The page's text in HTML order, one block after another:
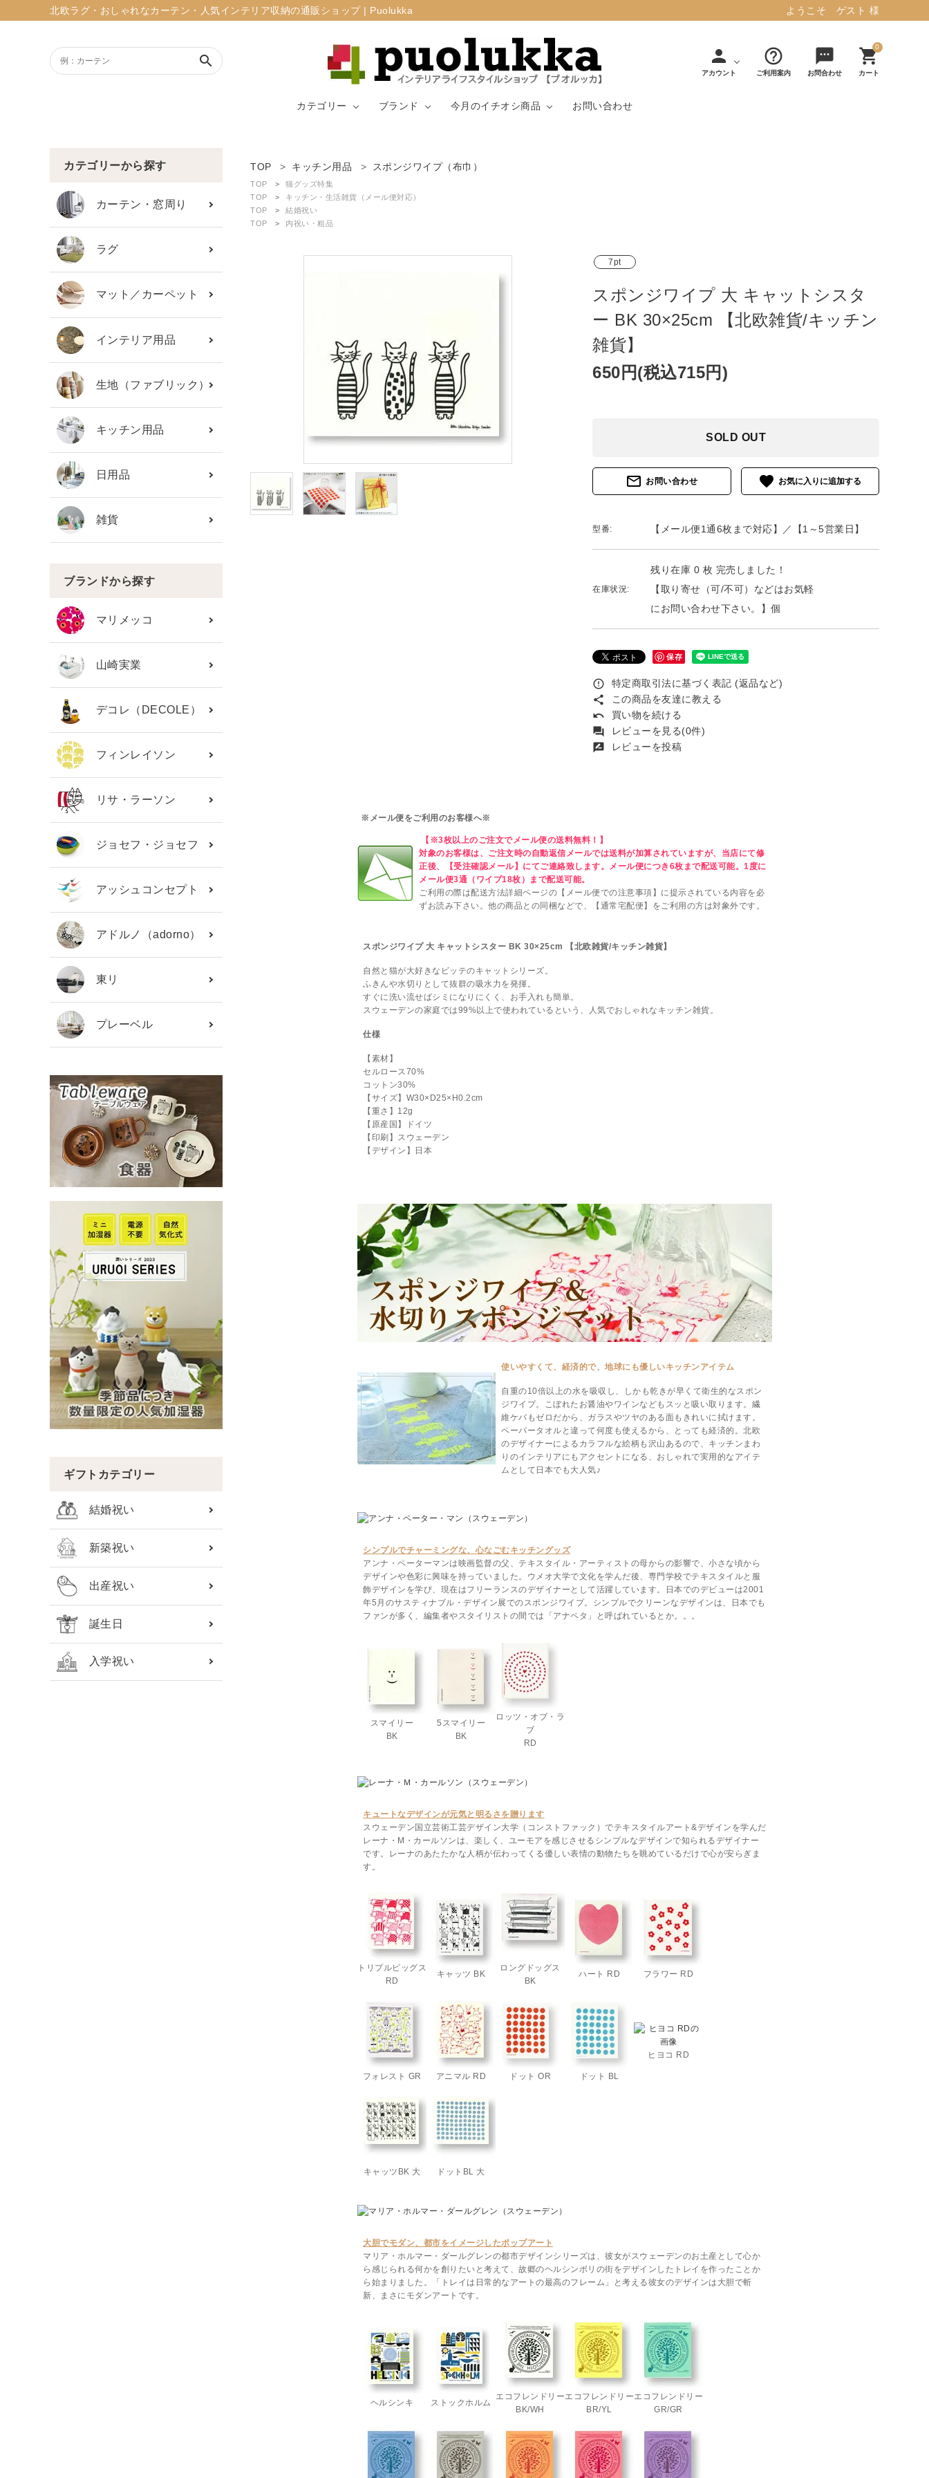
北欧ラグ・おしゃれなカーテン・人気インテリア収納の通販ショップ | Puolukka ようこそ ゲスト 様
search person
アカウント
help_outline
ご利用案内
sms
お問合わせ
0
shopping_cart
カート
カテゴリー
カーテン・窓周
ブランド
マリメッコ
今月のイチオシ商品
詳しく見る
お問い合わせ
ようこそ ゲスト 様
ログイン person 新規会員登録
カテゴリーから探す
ブランド
ガイドライン
カテゴリーから探す
カーテン・窓周り
ラグ
マット／カーペット
インテリア用品
生地（ファブリック）
キッチン用品
日用品
雑貨
ブランドから探す
マリメッコ
山崎実業
デコレ（DECOLE）
フィンレイソン
リサ・ラーソン
ジョセフ・ジョセフ
アッシュコンセプト
アドルノ（adorno）
東リ
プレーベル
ギフトカテゴリー
結婚祝い
新築祝い
出産祝い
誕生日
入学祝い
TOP キッチン用品 スポンジワイプ（布巾）
TOP
猫グッズ特集
TOP
キッチン・生活雑貨（メール便対応）
TOP
結婚祝い
TOP
内祝い・粗品
7pt
スポンジワイプ 大 キャットシスタ
ー BK 30×25cm 【北欧雑貨/キッチン
雑貨】
650円(税込715円)
SOLD OUT
mail_outline お問い合わせ favorite
型番: 【メール便1通6枚まで対応】／【1～5営業日】
在庫状況:
残り在庫 0 枚 完売しました！
【取り寄せ（可/不可）などはお気軽
にお問い合わせ下さい。】個
保存
error_outline 特定商取引法に基づく表記 (返品など)
share この商品を友達に教える
undo 買い物を続ける
forum レビューを見る(0件)
rate_review レビューを投稿
※メール便をご利用のお客様へ※
【※3枚以上のご注文でメール便の送料無料！】
対象のお客様は、ご注文時の自動返信メールでは送料が加算されていますが、当店にて修
正後、【受注確認メール】にてご連絡致します。メール便につき6枚まで配送可能。1度に
メール便3通（ワイプ18枚）まで配送可能。
ご利用の際は配送方法詳細ページの【メール便での注意事項】に提示されている内容を必
ずお読み下さい。他の商品との同梱などで、【通常宅配便】をご利用の方は対象外です。
スポンジワイプ 大 キャットシスター BK 30×25cm 【北欧雑貨/キッチン雑貨】
自然と猫が大好きなビッテのキャットシリーズ。
ふきんや水切りとして抜群の吸水力を発揮。
すぐに洗い流せばシミになりにくく、お手入れも簡単。
スウェーデンの家庭では99%以上で使われているという、人気でおしゃれなキッチン雑貨。
仕様
【素材】
セルロース70%
コットン30%
【サイズ】W30×D25×H0.2cm
【重さ】12g
【原産国】ドイツ
【印刷】スウェーデン
【デザイン】日本
使いやすくて、経済的で、地球にも優しいキッチンアイテム
自重の10倍以上の水を吸収し、しかも乾きが早くて衛生的なスポン
ジワイプ。こぼれたお醤油やワインなどもスッと吸い取ります。繊
維ケバもゼロだから、ガラスやツヤのある面もきれいに拭けます。
ペーパータオルと違って何度も使えるから、とっても経済的。北欧
のデザイナーによるカラフルな絵柄も沢山あるので、キッチンまわ
りのインテリアにもアクセントになる、おしゃれで実用的なアイテ
ムとして日本でも大人気♪
シンプルでチャーミングな、心なごむキッチングッズ
アンナ・ペーターマンは映画監督の父、テキスタイル・アーティストの母からの影響で、小さな頃から
デザインや色彩に興味を持っていました。ウメオ大学で文化を学んだ後、専門学校でテキスタイルと服
飾デザインを学び、現在はフリーランスのデザイナーとして活躍しています。日本でのデビューは2001
年5月のサスティナブル・デザイン展でのスポンジワイプ。シンプルでクリーンなデザインは、日本でも
ファンが多く、編集者やスタイリストの間では「アナペタ」と呼ばれているとか。。。
スマイリー
BK
5スマイリー
BK
ロッツ・オブ・ラ
ブ
RD
キュートなデザインが元気と明るさを贈ります
スウェーデン国立芸術工芸デザイン大学（コンストファック）でテキスタイルアート&デザインを学んだ
レーナ・M・カールソンは、楽しく、ユーモアを感じさせるシンプルなデザインで知られるデザイナー
です。レーナのあたたかな人柄が伝わってくる優しい表情の動物たちを眺めているだけで心が安らぎま
す。
トリプルピッグス
RD
キャッツ BK
ロングドッグス
BK
ハート RD フラワー RD
フォレスト GR アニマル RD ドット OR ドット BL
ヒヨコ RD
キャッツBK 大 ドットBL 大
大胆でモダン、都市をイメージしたポップアート
マリア・ホルマー・ダールグレンの都市デザインシリーズは、彼女がスウェーデンのお土産として心か
ら感じられる何かを創りたいと考えて、故郷のヘルシンボリの街をデザインしたトレイを作ったことか
ら始まりました。「トレイは日常的なアートの最高のフレーム」と考える彼女のデザインは大胆で斬
新、まさにモダンアートです。
ヘルシンキ ストックホルム
エコフレンドリー
BK/WH
エコフレンドリー
BR/YL
エコフレンドリー
GR/GR